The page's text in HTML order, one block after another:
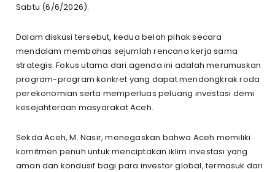
Sabtu (6/6/2026).
Dalam diskusi tersebut, kedua belah pihak secara
mendalam membahas sejumlah rencana kerja sama
strategis. Fokus utama dari agenda ini adalah merumuskan
program-program konkret yang dapat mendongkrak roda
perekonomian serta memperluas peluang investasi demi
kesejahteraan masyarakat Aceh.
Sekda Aceh, M. Nasir, menegaskan bahwa Aceh memiliki
komitmen penuh untuk menciptakan iklim investasi yang
aman dan kondusif bagi para investor global, termasuk dari